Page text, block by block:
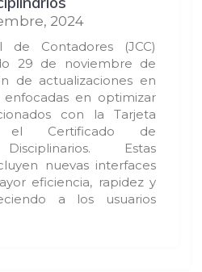
2024
de Contadores (JCC)
29 de noviembre de
de actualizaciones en
enfocadas en optimizar
con la Tarjeta
el Certificado de
Estas
nuevas interfaces
eficiencia, rapidez y
a los usuarios